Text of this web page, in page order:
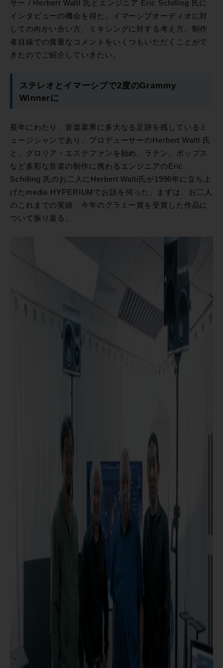
サー / Herbert Waltl 氏とエンジニア Eric Schilling 氏に
インタビューの機会を得た。イマーシブオーディオに対
しての向かい合い方、ミキシングに対する考え方、制作
者目線での貴重なコメントをいくつもいただくことがで
きたのでご紹介していきたい。
ステレオとイマーシブで2度のGrammy
Winnerに
長年にわたり、音楽業界に多大なる足跡を残しているミ
ュージシャンであり、プロデューサーのHerbert Waltl 氏
と、グロリア・エステファンを始め、ラテン、ポップス
など多彩な音楽の制作に携わるエンジニアのEric
Schilling 氏のお二人にHerbert Walti氏が1996年に立ち上
げたmedia HYPERIUMでお話を伺った。まずは、お二人
のこれまでの実績、今年のグラミー賞を受賞した作品に
ついて振り返る。